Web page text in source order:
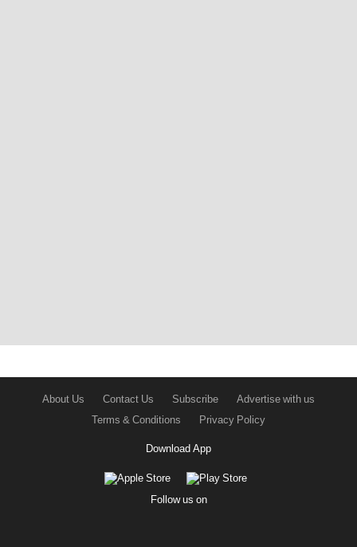
About Us Contact Us Subscribe
Advertise with us
Terms & Conditions
Privacy Policy
Download App
Follow us on